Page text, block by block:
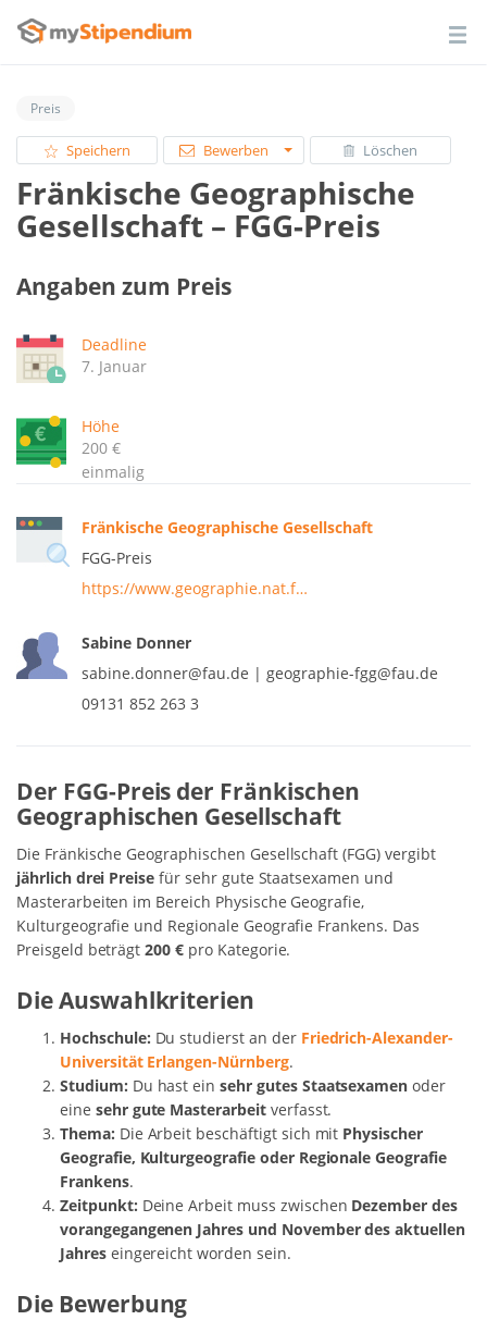
Preis
Speichern Bewerben Löschen
Fränkische Geographische
Gesellschaft – FGG-Preis
Angaben zum Preis
Deadline
7. Januar
Höhe
200 €
einmalig
Fränkische Geographische Gesellschaft
FGG-Preis
https://www.geographie.nat.f…
Sabine Donner
sabine.donner@fau.de | geographie-fgg@fau.de
09131 852 263 3
Der FGG-Preis der Fränkischen
Geographischen Gesellschaft
Die Fränkische Geographischen Gesellschaft (FGG) vergibt
jährlich drei Preise für sehr gute Staatsexamen und
Masterarbeiten im Bereich Physische Geografie,
Kulturgeografie und Regionale Geografie Frankens. Das
Preisgeld beträgt200 € pro Kategorie.
Die Auswahlkriterien
Hochschule: Du studierst an der Friedrich-Alexander-
Universität Erlangen-Nürnberg.
Studium: Du hast einsehr gutes Staatsexamen oder
eine sehr gute Masterarbeitverfasst.
Thema: Die Arbeit beschäftigt sich mit Physischer
Geografie, Kulturgeografie oder Regionale Geografie
Frankens.
Zeitpunkt: Deine Arbeit muss zwischen Dezember des
vorangegangenen Jahres und November des aktuellen
Jahreseingereicht worden sein.
Die Bewerbung